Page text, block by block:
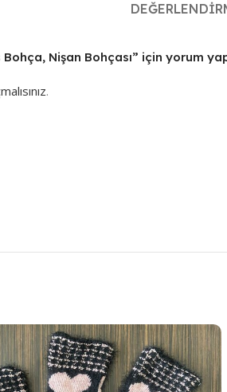
Nişan Bohçası” için yorum
.